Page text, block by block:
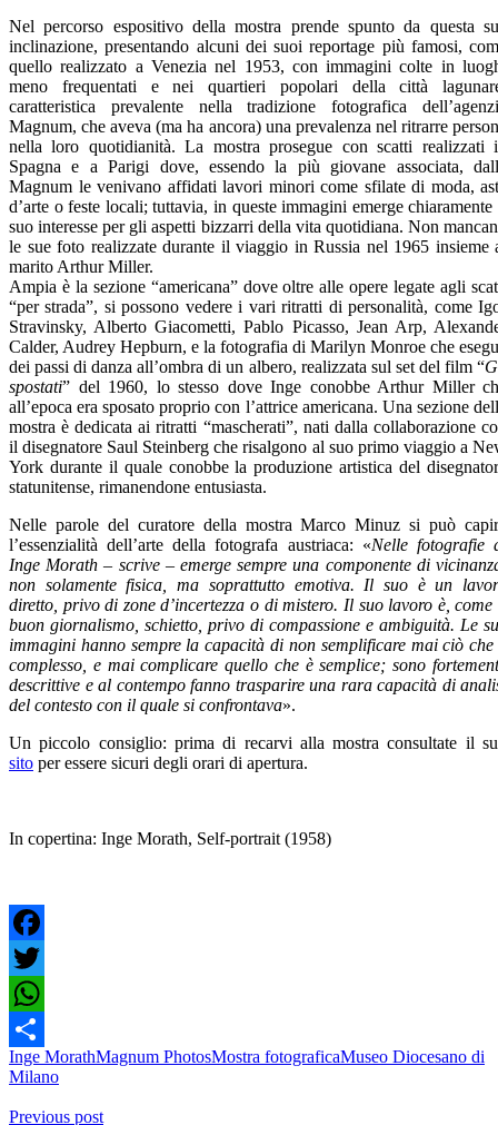
Nel percorso espositivo della mostra prende spunto da questa
inclinazione, presentando alcuni dei suoi reportage più famosi,
quello realizzato a Venezia nel 1953, con immagini colte in
meno frequentati e nei quartieri popolari della città
caratteristica prevalente nella tradizione fotografica
Magnum, che aveva (ma ha ancora) una prevalenza nel ritrarre
nella loro quotidianità. La mostra prosegue con scatti realizzati
Spagna e a Parigi dove, essendo la più giovane associata,
Magnum le venivano affidati lavori minori come sfilate di moda,
d’arte o feste locali; tuttavia, in queste immagini emerge
suo interesse per gli aspetti bizzarri della vita quotidiana. Non
le sue foto realizzate durante il viaggio in Russia nel 1965 insieme
marito Arthur Miller.
Ampia è la sezione “americana” dove oltre alle opere legate agli
“per strada”, si possono vedere i vari ritratti di personalità, come
Stravinsky, Alberto Giacometti, Pablo Picasso, Jean Arp,
Calder, Audrey Hepburn, e la fotografia di Marilyn Monroe che
dei passi di danza all’ombra di un albero, realizzata sul set del film “
spostati” del 1960, lo stesso dove Inge conobbe Arthur Miller
all’epoca era sposato proprio con l’attrice americana. Una sezione
mostra è dedicata ai ritratti “mascherati”, nati dalla collaborazione
il disegnatore Saul Steinberg che risalgono al suo primo viaggio a
York durante il quale conobbe la produzione artistica del
statunitense, rimanendone entusiasta.
Nelle parole del curatore della mostra Marco Minuz si può
l’essenzialità dell’arte della fotografa austriaca: «Nelle fotografie
Inge Morath – scrive – emerge sempre una componente di
non solamente fisica, ma soprattutto emotiva. Il suo è un
diretto, privo di zone d’incertezza o di mistero. Il suo lavoro è,
buon giornalismo, schietto, privo di compassione e ambiguità. Le
immagini hanno sempre la capacità di non semplificare mai ciò che
complesso, e mai complicare quello che è semplice; sono
descrittive e al contempo fanno trasparire una rara capacità di
del contesto con il quale si confrontava».
Un piccolo consiglio: prima di recarvi alla mostra consultate il
sito per essere sicuri degli orari di apertura.
In copertina: Inge Morath, Self-portrait (1958)
Facebook
Twitter
WhatsApp
Share
Inge MorathMagnum PhotosMostra fotograficaMuseo Diocesano di
Milano
Previous post